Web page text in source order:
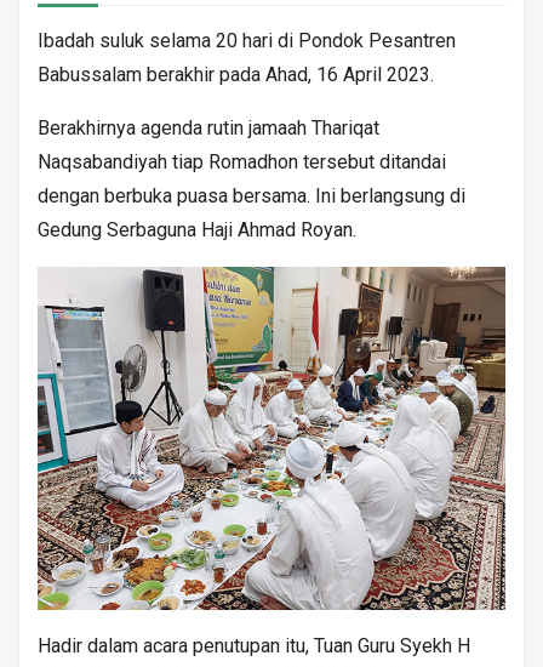
Ibadah suluk selama 20 hari di Pondok Pesantren
Babussalam berakhir pada Ahad, 16 April 2023.
Berakhirnya agenda rutin jamaah Thariqat
Naqsabandiyah tiap Romadhon tersebut ditandai
dengan berbuka puasa bersama. Ini berlangsung di
Gedung Serbaguna Haji Ahmad Royan.
Hadir dalam acara penutupan itu, Tuan Guru Syekh H